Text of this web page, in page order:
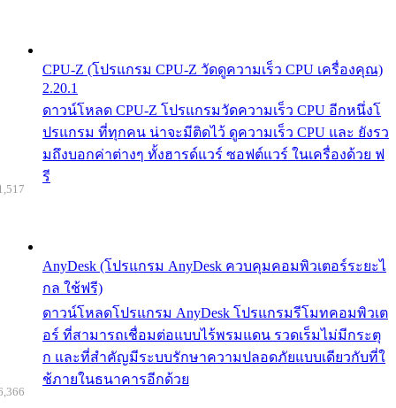
CPU-Z (โปรแกรม CPU-Z วัดดูความเร็ว CPU เครื่องคุณ)
2.20.1
ดาวน์โหลด CPU-Z โปรแกรมวัดความเร็ว CPU อีกหนึ่งโ
ปรแกรม ที่ทุกคน น่าจะมีติดไว้ ดูความเร็ว CPU และ ยังรว
มถึงบอกค่าต่างๆ ทั้งฮารด์แวร์ ซอฟต์แวร์ ในเครื่องด้วย ฟ
รี
AnyDesk (โปรแกรม AnyDesk ควบคุมคอมพิวเตอร์ระยะไ
กล ใช้ฟรี)
ดาวน์โหลดโปรแกรม AnyDesk โปรแกรมรีโมทคอมพิวเต
อร์ ที่สามารถเชื่อมต่อแบบไร้พรมแดน รวดเร็มไม่มีกระตุ
ก และที่สำคัญมีระบบรักษาความปลอดภัยแบบเดียวกับที่ใ
ช้ภายในธนาคารอีกด้วย